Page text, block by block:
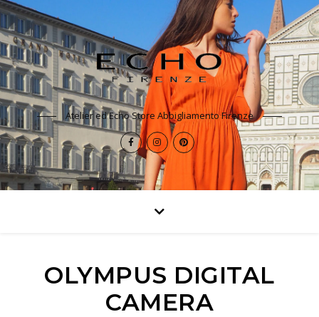
Atelier ed Echo Store Abbigliamento Firenze
OLYMPUS DIGITAL
CAMERA